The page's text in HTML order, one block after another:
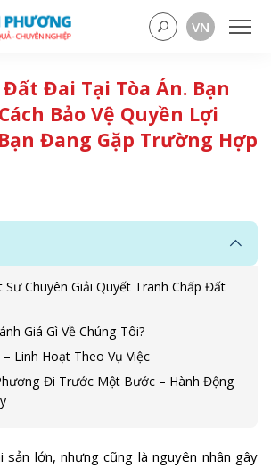
VN
Đai Tại Tòa Án. Bạn
Bảo Vệ Quyền Lợi
Đang Gặp Trường Hợp
Sư Chuyên Giải Quyết Tranh Chấp Đất
Giá Gì Về Chúng Tôi?
Linh Hoạt Theo Vụ Việc
Đi Trước Một Bước – Hành Động
lớn, nhưng cũng là nguyên nhân gây